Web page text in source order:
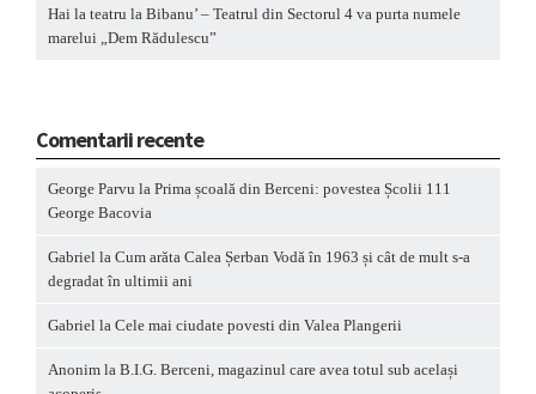
Hai la teatru la Bibanu’ – Teatrul din Sectorul 4 va purta numele
marelui „Dem Rădulescu”
Comentarii recente
George Parvu la Prima școală din Berceni: povestea Școlii 111
George Bacovia
Gabriel la Cum arăta Calea Șerban Vodă în 1963 și cât de mult s-a
degradat în ultimii ani
Gabriel la Cele mai ciudate povesti din Valea Plangerii
Anonim la B.I.G. Berceni, magazinul care avea totul sub același